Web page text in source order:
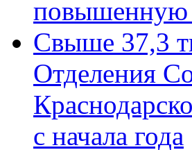
повышенную
Свыше 37,3
Отделения
с начала года